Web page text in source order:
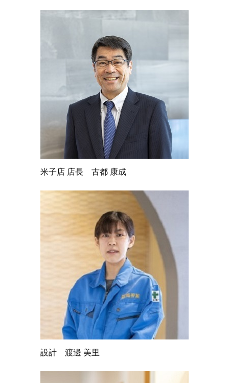
米子店 店長 古都 康成
設計 渡邊 美里